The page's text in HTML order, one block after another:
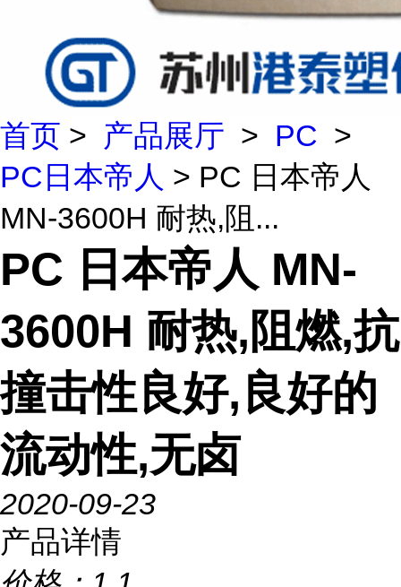
首页 > 产品展厅 > PC >
PC日本帝人 > PC 日本帝人
MN-3600H 耐热,阻...
PC 日本帝人 MN-
3600H 耐热,阻燃,抗
撞击性良好,良好的
流动性,无卤
2020-09-23
产品详情